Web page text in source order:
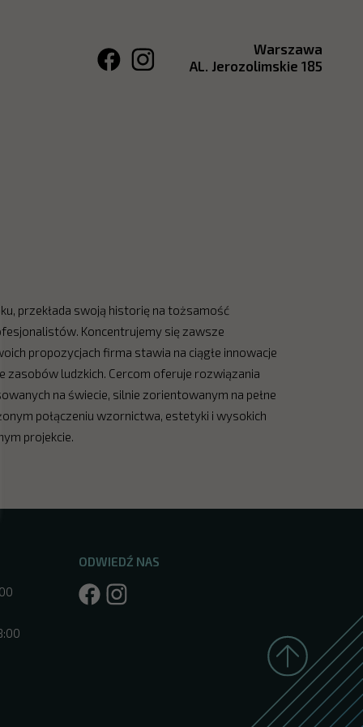
Warszawa
AL. Jerozolimskie 185
przekłada swoją historię na tożsamość
Koncentrujemy się zawsze
propozycjach firma stawia na ciągłe innowacje
zasobów ludzkich. Cercom oferuje rozwiązania
na świecie, silnie zorientowanym na pełne
połączeniu wzornictwa, estetyki i wysokich
projekcie.
ODWIEDŹ NAS